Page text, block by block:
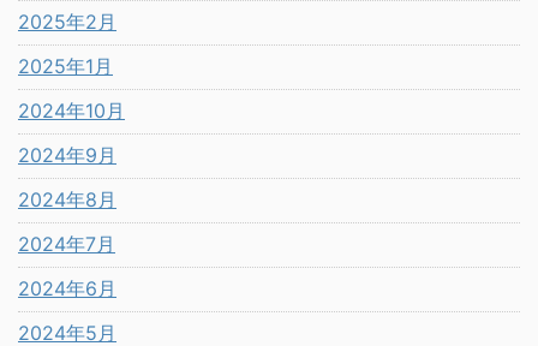
2025年2月
2025年1月
2024年10月
2024年9月
2024年8月
2024年7月
2024年6月
2024年5月